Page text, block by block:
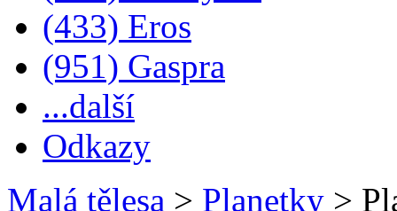
(433) Eros
(951) Gaspra
...další
Odkazy
Malá tělesa > Planetky >